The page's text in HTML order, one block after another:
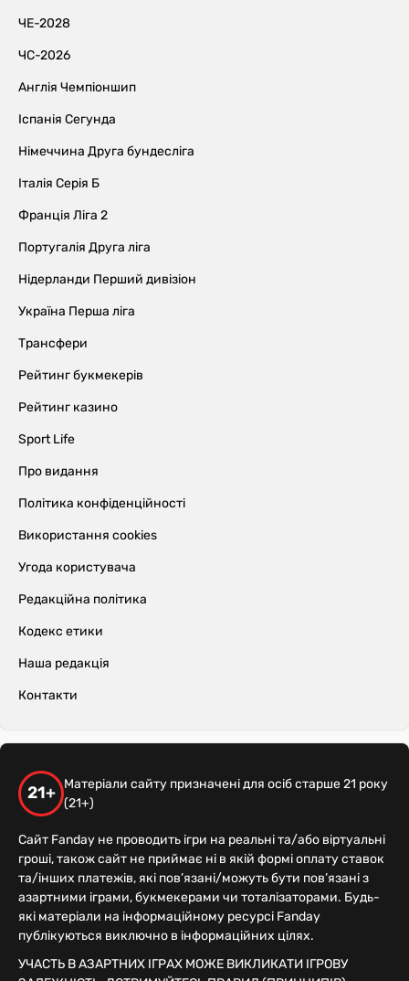
ЧЕ-2028
ЧС-2026
Англія Чемпіоншип
Іспанія Сегунда
Німеччина Друга бундесліга
Італія Серія Б
Франція Ліга 2
Португалія Друга ліга
Нідерланди Перший дивізіон
Україна Перша ліга
Трансфери
Рейтинг букмекерів
Рейтинг казино
Sport Life
Про видання
Політика конфіденційності
Використання cookies
Угода користувача
Редакційна політика
Кодекс етики
Наша редакція
Контакти
21+
Матеріали сайту призначені для осіб старше 21 року
(21+)
Сайт Fanday не проводить ігри на реальні та/або віртуальні
гроші, також сайт не приймає ні в якій формі оплату ставок
та/інших платежів, які пов’язані/можуть бути пов’язані з
азартними іграми, букмекерами чи тоталізаторами. Будь-
які матеріали на інформаційному ресурсі Fanday
публікуються виключно в інформаційних цілях.
УЧАСТЬ В АЗАРТНИХ ІГРАХ МОЖЕ ВИКЛИКАТИ ІГРОВУ